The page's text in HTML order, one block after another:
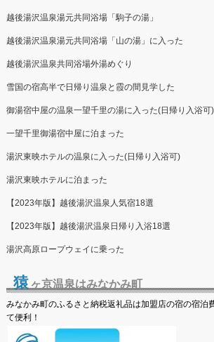
越後湯沢温泉湯元共同浴場「駒子の湯」
越後湯沢温泉湯元共同浴場「山の湯」に入った
越後湯沢温泉共同浴場外湯めぐり
雪国の宿高半で日帰り温泉と霞の間見学した
御湯宿中屋の温泉一望千里の湯に入った(日帰り入浴可)
一望千里御湯宿中屋に泊まった
湯沢東映ホテルの温泉に入った(日帰り入浴可)
湯沢東映ホテルに泊まった
【2023年版】越後湯沢温泉人気宿18選
【2023年版】越後湯沢温泉日帰り入浴18選
湯沢高原ロープウェイに乗った
猿 ヶ京温泉はみなかみ町
みなかみ町のふるさと納税返礼品は加盟店の宿の宿泊
て便利！